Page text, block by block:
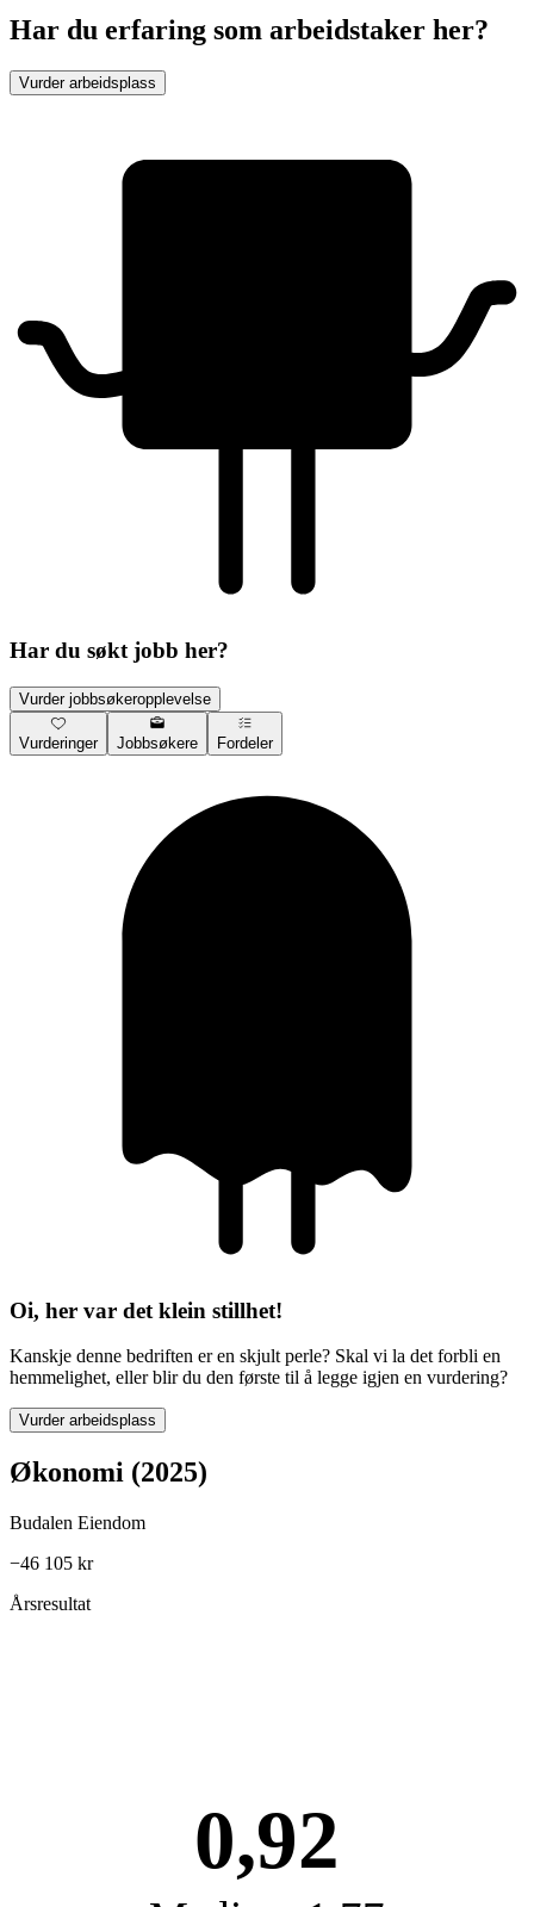
Har du erfaring som arbeidstaker her?
Vurder arbeidsplass
Har du søkt jobb her?
Vurder jobbsøkeropplevelse
Vurderinger Jobbsøkere Fordeler
Oi, her var det klein stillhet!
Kanskje denne bedriften er en skjult perle? Skal vi la det forbli en
hemmelighet, eller blir du den første til å legge igjen en vurdering?
Vurder arbeidsplass
Økonomi (2025)
Budalen Eiendom
−46 105 kr
Årsresultat
0,92